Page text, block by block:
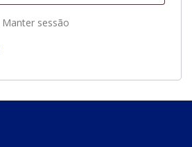
Manter sessão